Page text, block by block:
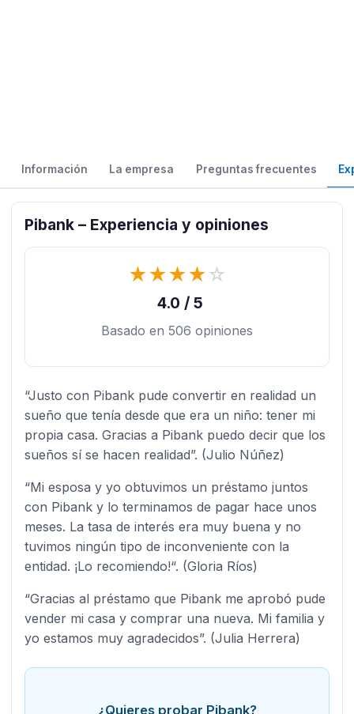
Información La empresa Preguntas frecuentes
Pibank – Experiencia y opiniones
★★★★☆
4.0 / 5
Basado en 506 opiniones
“Justo con Pibank pude convertir en realidad un
sueño que tenía desde que era un niño: tener mi
propia casa. Gracias a Pibank puedo decir que los
sueños sí se hacen realidad”. (Julio Núñez)
“Mi esposa y yo obtuvimos un préstamo juntos
con Pibank y lo terminamos de pagar hace unos
meses. La tasa de interés era muy buena y no
tuvimos ningún tipo de inconveniente con la
entidad. ¡Lo recomiendo!“. (Gloria Ríos)
“Gracias al préstamo que Pibank me aprobó pude
vender mi casa y comprar una nueva. Mi familia y
yo estamos muy agradecidos”. (Julia Herrera)
¿Quieres probar Pibank?